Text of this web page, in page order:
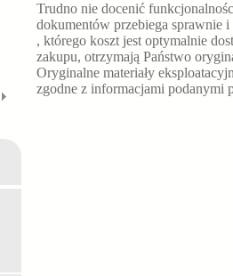
Trudno nie docenić
dokumentów przebiega
, którego koszt jest optymalnie
zakupu, otrzymają Państwo
Oryginalne materiały
zgodne z informacjami podanymi